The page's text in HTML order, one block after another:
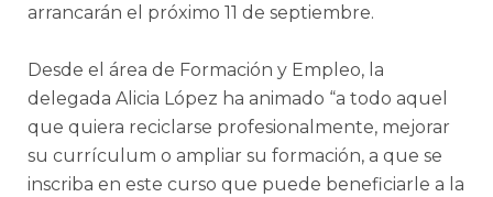
arrancarán el próximo 11 de septiembre.
Desde el área de Formación y Empleo, la
delegada Alicia López ha animado “a todo aquel
que quiera reciclarse profesionalmente, mejorar
su currículum o ampliar su formación, a que se
inscriba en este curso que puede beneficiarle a la